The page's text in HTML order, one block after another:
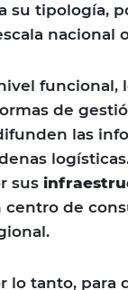
su tipología,
nacional
funcional,
de
las
sus
centro de
lo tanto, para